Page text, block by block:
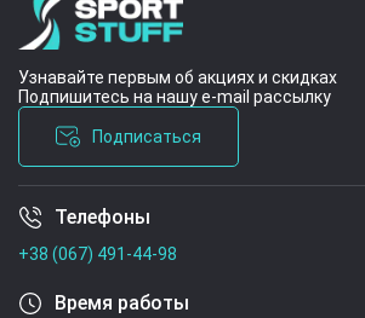
Узнавайте первым об акциях и скидках
Подпишитесь на нашу e-mail рассылку
Подписаться
Условия соглашения
Телефоны
+38 (067) 491-44-98
Время работы